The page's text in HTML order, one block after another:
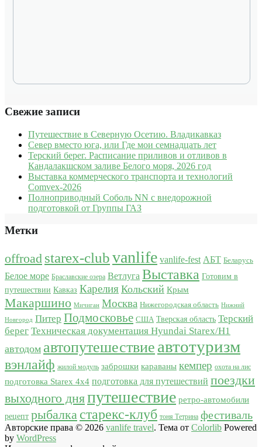
Свежие записи
Путешествие в Северную Осетию. Владикавказ
Север вместо юга, или Где мои семнадцать лет
Терский берег. Расписание приливов и отливов в
Кандалакшском заливе Белого моря, 2026 год
Выставка коммерческого транспорта и технологий
Comvex-2026
Полноприводный Соболь NN с внедорожной
подготовкой от Группы ГАЗ
Метки
offroad starex-clubvanlife vanlife-fest АБТ Беларусь
Белое море Браславские озера Ветлуга Выставка Готовим в
путешествии Кавказ Карелия Кольский Крым
Макаршино Мичиган Москва Нижегородская область Нижний
Новгород Питер Подмосковье США Тверская область Терский
берег Техническая документация Hyundai Starex/H1
автодом автопутешествие автотуризм
вэнлайф жилой модуль заброшки караваны кемпер охота на лис
подготовка Starex 4x4 подготовка для путешествий поездки
выходного дняпутешествие ретро-автомобили
рецепт рыбалка старекс-клуб тоня Тетрина фестиваль
Авторские права © 2026 vanlife travel. Тема от Colorlib Powered
by WordPress